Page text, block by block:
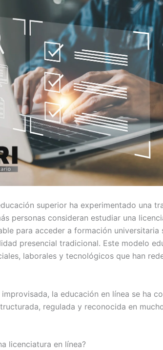
superior ha experimentado una
personas consideran estudiar una
para acceder a formación universitaria
presencial tradicional. Este modelo
laborales y tecnológicos que han
la educación en línea se ha
regulada y reconocida en
licenciatura en línea?